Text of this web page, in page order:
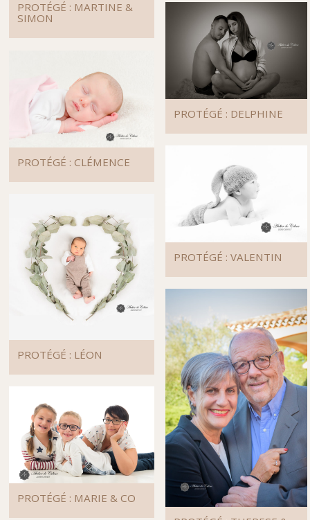
PROTÉGÉ : MARTINE &
SIMON
PROTÉGÉ : DELPHINE
PROTÉGÉ : CLÉMENCE
PROTÉGÉ : VALENTIN
PROTÉGÉ : LÉON
PROTÉGÉ : MARIE & CO